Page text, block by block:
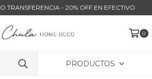
TRANSFERENCIA - 20% OFF EN EFECTIVO
0
PRODUCTOS